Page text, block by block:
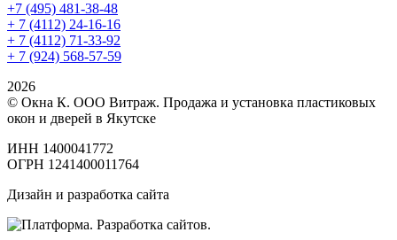
+7 (495) 481-38-48
+ 7 (4112) 24-16-16
+ 7 (4112) 71-33-92
+ 7 (924) 568-57-59
2026
© Окна К. ООО Витраж. Продажа и установка пластиковых
окон и дверей в Якутске
ИНН 1400041772
ОГРН 1241400011764
Дизайн и разработка сайта